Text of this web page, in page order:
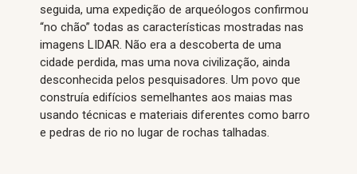
seguida, uma expedição de arqueólogos confirmou
“no chão” todas as características mostradas nas
imagens LIDAR. Não era a descoberta de uma
cidade perdida, mas uma nova civilização, ainda
desconhecida pelos pesquisadores. Um povo que
construía edifícios semelhantes aos maias mas
usando técnicas e materiais diferentes como barro
e pedras de rio no lugar de rochas talhadas.